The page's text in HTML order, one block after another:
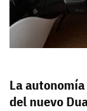
La
del nuevo